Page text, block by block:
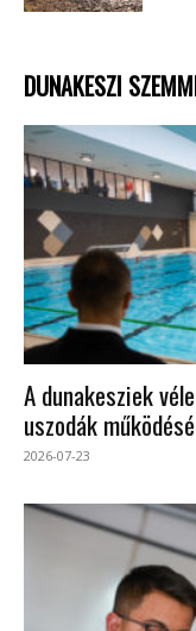
DUNAKESZI
A dunakesziek
uszodák
2026-07-23